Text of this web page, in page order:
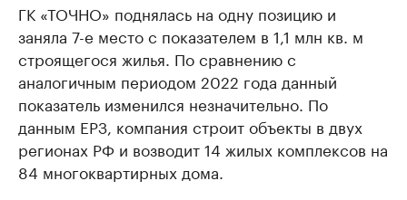
ГК «ТОЧНО» поднялась на одну позицию и
заняла 7-е место с показателем в 1,1 млн кв. м
строящегося жилья. По сравнению с
аналогичным периодом 2022 года данный
показатель изменился незначительно. По
данным ЕРЗ, компания строит объекты в двух
регионах РФ и возводит 14 жилых комплексов на
84 многоквартирных дома.